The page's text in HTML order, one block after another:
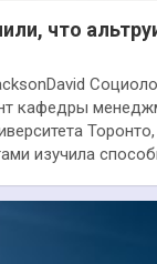
что
кафедры
изучила